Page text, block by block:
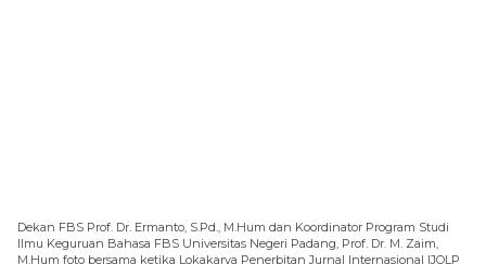
Dekan FBS Prof. Dr. Ermanto, S.Pd., M.Hum dan Koordinator Program Studi
Ilmu Keguruan Bahasa FBS Universitas Negeri Padang, Prof. Dr. M. Zaim,
M.Hum foto bersama ketika Lokakarya Penerbitan Jurnal Internasional IJOLP